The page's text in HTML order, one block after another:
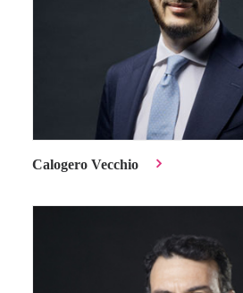
Calogero Vecchio